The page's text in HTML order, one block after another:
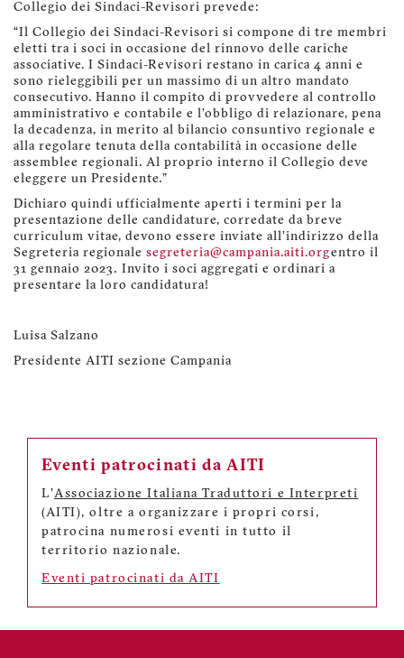
Collegio dei Sindaci-Revisori prevede:
“Il Collegio dei Sindaci-Revisori si compone di tre membri
eletti tra i soci in occasione del rinnovo delle cariche
associative. I Sindaci-Revisori restano in carica 4 anni e
sono rieleggibili per un massimo di un altro mandato
consecutivo. Hanno il compito di provvedere al controllo
amministrativo e contabile e l'obbligo di relazionare, pena
la decadenza, in merito al bilancio consuntivo regionale e
alla regolare tenuta della contabilità in occasione delle
assemblee regionali. Al proprio interno il Collegio deve
eleggere un Presidente.”
Dichiaro quindi ufficialmente aperti i termini per la
presentazione delle candidature, corredate da breve
curriculum vitae, devono essere inviate all’indirizzo della
Segreteria regionale segreteria@campania.aiti.orgentro il
31 gennaio 2023. Invito i soci aggregati e ordinari a
presentare la loro candidatura!
Luisa Salzano
Presidente AITI sezione Campania
Eventi patrocinati da AITI
L'Associazione Italiana Traduttori e Interpreti
(AITI), oltre a organizzare i propri corsi,
patrocina numerosi eventi in tutto il
territorio nazionale.
Eventi patrocinati da AITI